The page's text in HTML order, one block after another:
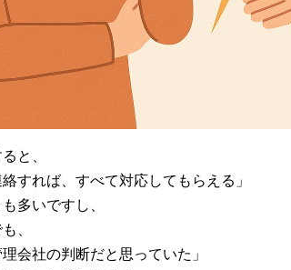
と、
絡すれば、すべて対応してもらえる」
多いですし、
、
理会社の判断だと思っていた」